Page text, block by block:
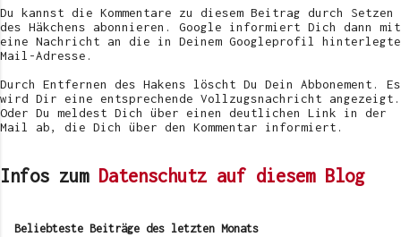
t
l
i
c
e
n
Du kannst die Kommentare zu diesem Beitrag durch Setzen
des Häkchens abonnieren. Google informiert Dich dann mit
eine Nachricht an die in Deinem Googleprofil hinterlegte
Mail-Adresse.
Durch Entfernen des Hakens löscht Du Dein Abbonement. Es
wird Dir eine entsprechende Vollzugsnachricht angezeigt.
Oder Du meldest Dich über einen deutlichen Link in der
Mail ab, die Dich über den Kommentar informiert.
Infos zum Datenschutz auf diesem Blog
Beliebteste Beiträge des letzten Monats